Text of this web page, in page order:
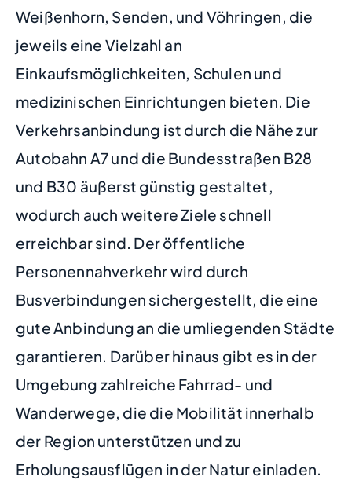
Weißenhorn, Senden, und Vöhringen, die
jeweils eine Vielzahl an
Einkaufsmöglichkeiten, Schulen und
medizinischen Einrichtungen bieten. Die
Verkehrsanbindung ist durch die Nähe zur
Autobahn A7 und die Bundesstraßen B28
und B30 äußerst günstig gestaltet,
wodurch auch weitere Ziele schnell
erreichbar sind. Der öffentliche
Personennahverkehr wird durch
Busverbindungen sichergestellt, die eine
gute Anbindung an die umliegenden Städte
garantieren. Darüber hinaus gibt es in der
Umgebung zahlreiche Fahrrad- und
Wanderwege, die die Mobilität innerhalb
der Region unterstützen und zu
Erholungsausflügen in der Natur einladen.